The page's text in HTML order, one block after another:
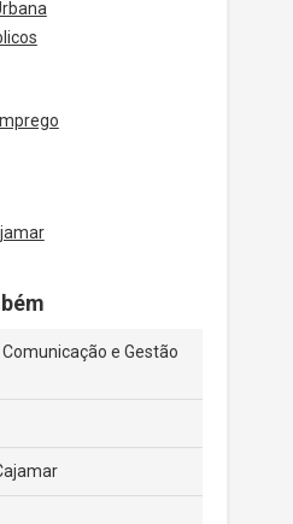
e Gestão